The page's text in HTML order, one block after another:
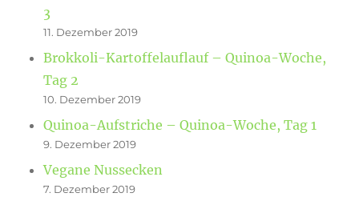
3
11. Dezember 2019
Brokkoli-Kartoffelauflauf – Quinoa-Woche,
Tag 2
10. Dezember 2019
Quinoa-Aufstriche – Quinoa-Woche, Tag 1
9. Dezember 2019
Vegane Nussecken
7. Dezember 2019